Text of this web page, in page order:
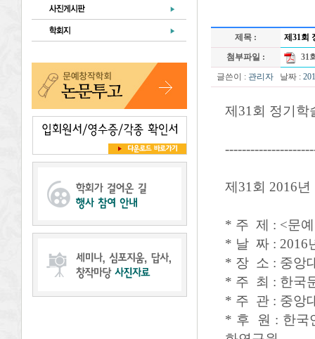
제목 :
제31회
첨부파일 :
31
글쓴이 : 관리자 날짜 :
제31회 정기학
제31회 2016
* 주 제 : <문
* 날 짜 : 2016
* 장 소 : 중앙
* 주 최 : 한국
* 주 관 : 중앙
* 후 원 : 한국